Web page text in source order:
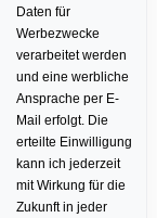
Daten für
Werbezwecke
verarbeitet werden
und eine werbliche
Ansprache per E-
Mail erfolgt. Die
erteilte Einwilligung
kann ich jederzeit
mit Wirkung für die
Zukunft in jeder